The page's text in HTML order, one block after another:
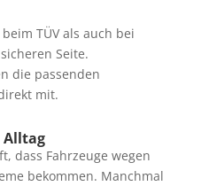
TÜV als auch bei
Seite.
die passenden
mit.
Alltag
dass Fahrzeuge wegen
bekommen. Manchmal